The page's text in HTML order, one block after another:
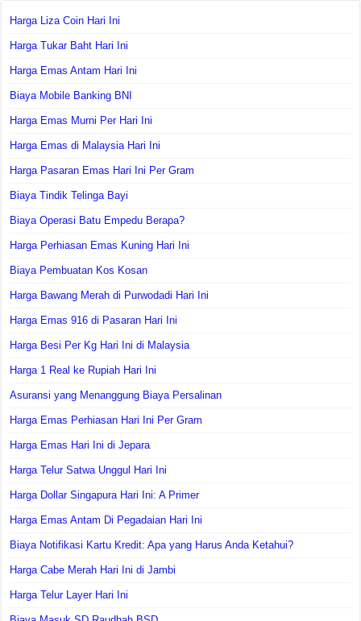
Harga Liza Coin Hari Ini
Harga Tukar Baht Hari Ini
Harga Emas Antam Hari Ini
Biaya Mobile Banking BNI
Harga Emas Murni Per Hari Ini
Harga Emas di Malaysia Hari Ini
Harga Pasaran Emas Hari Ini Per Gram
Biaya Tindik Telinga Bayi
Biaya Operasi Batu Empedu Berapa?
Harga Perhiasan Emas Kuning Hari Ini
Biaya Pembuatan Kos Kosan
Harga Bawang Merah di Purwodadi Hari Ini
Harga Emas 916 di Pasaran Hari Ini
Harga Besi Per Kg Hari Ini di Malaysia
Harga 1 Real ke Rupiah Hari Ini
Asuransi yang Menanggung Biaya Persalinan
Harga Emas Perhiasan Hari Ini Per Gram
Harga Emas Hari Ini di Jepara
Harga Telur Satwa Unggul Hari Ini
Harga Dollar Singapura Hari Ini: A Primer
Harga Emas Antam Di Pegadaian Hari Ini
Biaya Notifikasi Kartu Kredit: Apa yang Harus Anda Ketahui?
Harga Cabe Merah Hari Ini di Jambi
Harga Telur Layer Hari Ini